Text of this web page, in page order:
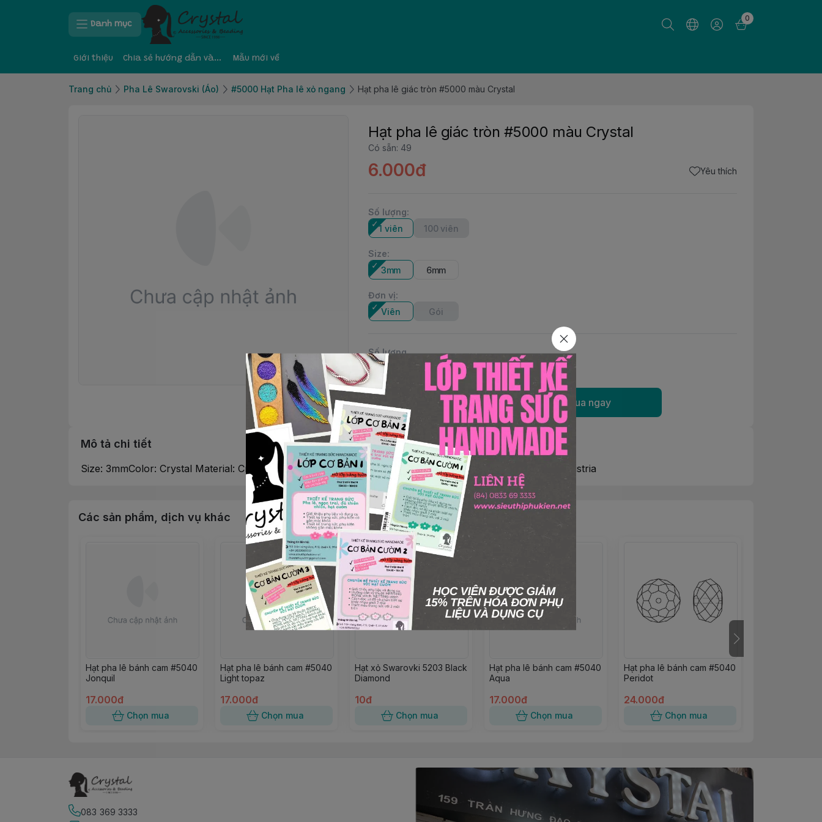
Danh mục
0
Giới thiệu Chia sẻ hướng dẫn và kinh nghiệm Mẫu mới về
Trang chủ Pha Lê Swarovski (Áo) #5000 Hạt Pha lê xỏ ngang Hạt pha lê giác tròn #5000 màu Crystal
Hạt pha lê giác tròn #5000 màu Crystal
Có sẵn: 49
6.000đ Yêu thích
Số lượng:
1 viên
100 viên
Size:
3mm
6mm
Đơn vị:
Viên
Gói
Số lượng
Thêm giỏ hàng Mua ngay
Mô tả chi tiết
Size: 3mmColor: Crystal Material: CrystalShape: RoundStyle: #5000Brand: SwarovskiCountry of Origin: Austria
Các sản phẩm, dịch vụ khác
Hạt pha lê bánh cam #5040
Jonquil
17.000đ
Chọn mua
Hạt pha lê bánh cam #5040
Light topaz
17.000đ
Chọn mua
Hạt xỏ Swarovki 5203 Black
Diamond
10đ
Chọn mua
Hạt pha lê bánh cam #5040
Aqua
17.000đ
Chọn mua
Hạt pha lê bánh cam #5040
Peridot
24.000đ
Chọn mua
083 369 3333